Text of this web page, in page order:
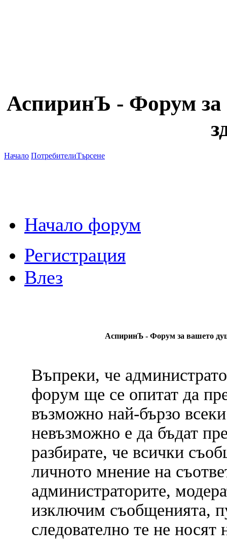
АспиринЪ - Форум за
Начало ПотребителиТърсене
Начало форум
Регистрация
Влез
АспиринЪ - Форум за вашето
Въпреки, че
форум ще се опитат да
възможно най-бързо
невъзможно е да бъдат
разбирате, че всички
личното мнение на
администраторите,
изключим съобщенията,
следователно те не носят